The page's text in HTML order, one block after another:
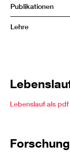
Publikationen
Lehre
Lebenslauf als pdf